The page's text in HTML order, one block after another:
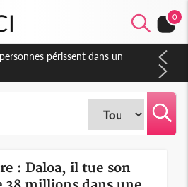
0
de la fête nationale
contre les produits
: Daloa, il tue son